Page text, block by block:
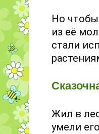
Но чтобы
из её
стали
Жил в
умели